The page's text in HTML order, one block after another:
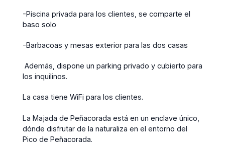
-Piscina privada para los clientes, se comparte el
baso solo
-Barbacoas y mesas exterior para las dos casas
Además, dispone un parking privado y cubierto para
los inquilinos.
La casa tiene WiFi para los clientes.
La Majada de Peñacorada está en un enclave único,
dónde disfrutar de la naturaliza en el entorno del
Pico de Peñacorada.